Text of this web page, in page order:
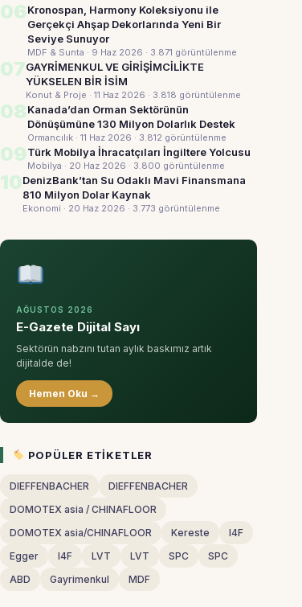
06Kronospan, Harmony Koleksiyonu ile
Gerçekçi Ahşap Dekorlarında Yeni Bir
Seviye Sunuyor
MDF & Sunta · 9 Haz 2026 · 3.871 görüntülenme
07GAYRİMENKUL VE GİRİŞİMCİLİKTE
YÜKSELEN BİR İSİM
Konut & Proje · 11 Haz 2026 · 3.818 görüntülenme
08Kanada’dan Orman Sektörünün
Dönüşümüne 130 Milyon Dolarlık Destek
Ormancılık · 11 Haz 2026 · 3.812 görüntülenme
09Türk Mobilya İhracatçıları İngiltere Yolcusu
Mobilya · 20 Haz 2026 · 3.800 görüntülenme
10DenizBank’tan Su Odaklı Mavi Finansmana
810 Milyon Dolar Kaynak
Ekonomi · 20 Haz 2026 · 3.773 görüntülenme
AĞUSTOS 2026
E-Gazete Dijital Sayı
Sektörün nabzını tutan aylık baskımız artık
dijitalde de!
Hemen Oku →
POPÜLER ETIKETLER
DIEFFENBACHER
DIEFFENBACHER
DOMOTEX asia / CHINAFLOOR
DOMOTEX asia/CHINAFLOOR
Kereste
I4F
Egger
I4F LVT LVT SPC
SPC
ABD
Gayrimenkul MDF